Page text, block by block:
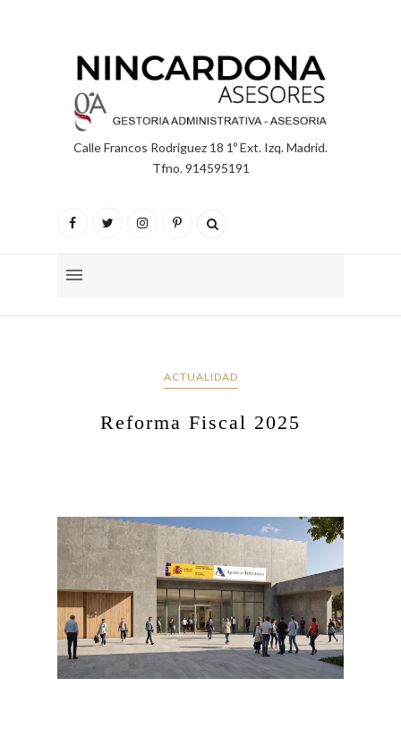
Calle Francos Rodriguez 18 1º Ext. Izq. Madrid.
Tfno. 914595191
ACTUALIDAD
Reforma Fiscal 2025